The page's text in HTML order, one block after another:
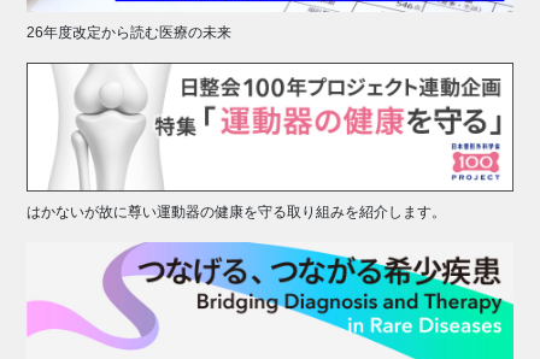
26年度改定から読む医療の未来
はかないが故に尊い運動器の健康を守る取り組みを紹介します。